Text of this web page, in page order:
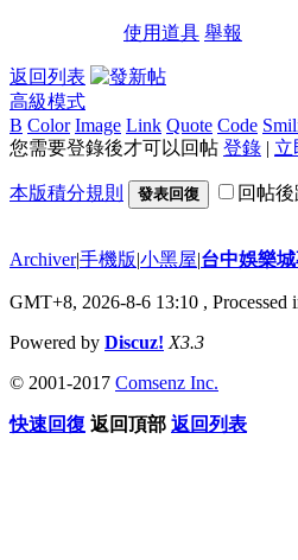
使用道具 舉報
返回列表
高級模式
B Color Image Link Quote Code
您需要登錄後才可以回帖 登錄 | 立
本版積分規則 發表回復 回帖
Archiver|手機版|小黑屋|台中娛樂
GMT+8, 2026-8-6 13:10 , Processed
Powered by Discuz! X3.3
© 2001-2017 Comsenz Inc.
快速回復 返回頂部 返回列表